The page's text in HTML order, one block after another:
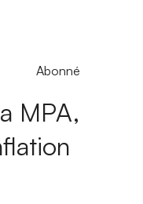
Abonné
MPA,